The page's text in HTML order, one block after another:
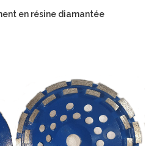
en résine diamantée